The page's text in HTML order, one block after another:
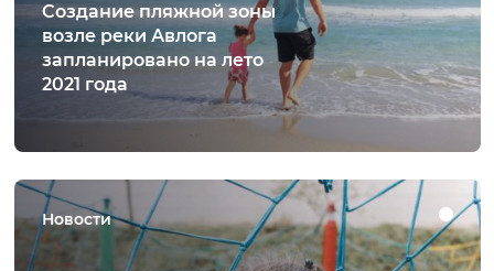
Создание пляжной зоны
возле реки Авлога
запланировано на лето
2021 года
Новости